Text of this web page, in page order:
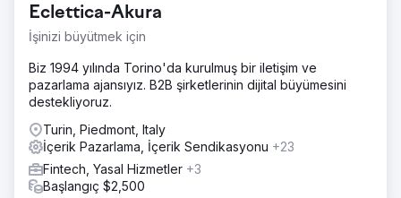
Eclettica-Akura
İşinizi büyütmek için
Biz 1994 yılında Torino'da kurulmuş bir iletişim ve
pazarlama ajansıyız. B2B şirketlerinin dijital büyümesini
destekliyoruz.
Turin, Piedmont, Italy
İçerik Pazarlama, İçerik Sendikasyonu +23
Fintech, Yasal Hizmetler +3
Başlangıç $2,500